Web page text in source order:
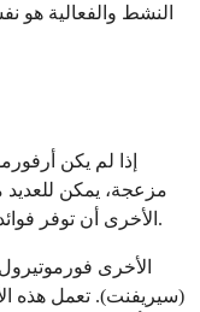
النشط والفعالية هو
إذا لم يكن
مزعجة، يمكن
الأخرى أن توفر فوائد مماثلة لإدارة مرض الانسداد الرئوي المزمن.
(سيريفنت). تعمل هذه